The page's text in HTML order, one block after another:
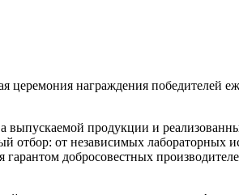
церемония награждения
выпускаемой продукции и
отбор: от независимых
гарантом добросовестных